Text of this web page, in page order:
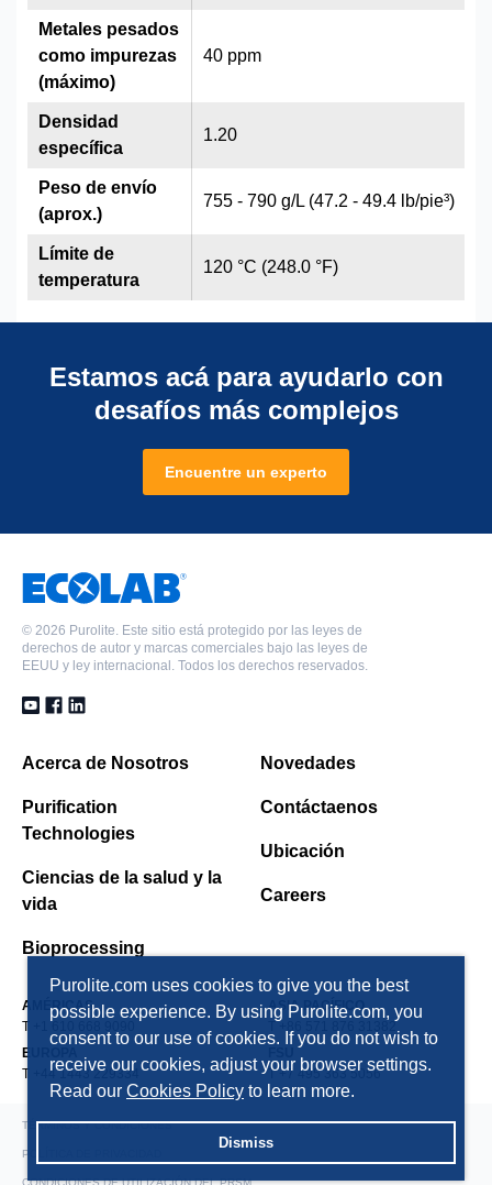
40 ppm
1.20
755 - 790 g/L (47.2 - 49.4 lb/pie³)
120 °C (248.0 °F)
Metales pesados
como impurezas
(máximo)
Densidad
específica
Peso de envío
(aprox.)
Límite de
temperatura
Purolite.com uses cookies to give you the best
possible experience. By using Purolite.com, you
consent to our use of cookies. If you do not wish to
receive our cookies, adjust your browser settings.
Read our Cookies Policy to learn more.
Dismiss
Estamos acá para ayudarlo con
desafíos más complejos
Encuentre un experto
© 2026 Purolite. Este sitio está protegido por las leyes de
derechos de autor y marcas comerciales bajo las leyes de
EEUU y ley internacional. Todos los derechos reservados.
Acerca de Nosotros
Purification
Technologies
Ciencias de la salud y la
vida
Bioprocessing
Novedades
Contáctaenos
Ubicación
Careers
AMÉRICAS
T +1 610 668 9090
ASIA PACÍFICO
EUROPA
T +44 1443 229334
T +7 495 363 5056
TÉRMINOS Y CONDICIONES
POLÍTICA DE PRIVACIDAD
CONDICIONES DE UTILIZACIÓN DEL PRSM